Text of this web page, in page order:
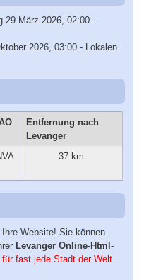
29 März 2026, 02:00 -
2026, 03:00 - Lokalen
Entfernung nach
Levanger
37 km
Website! Sie können
Levanger Online-Html-
für fast jede Stadt der Welt